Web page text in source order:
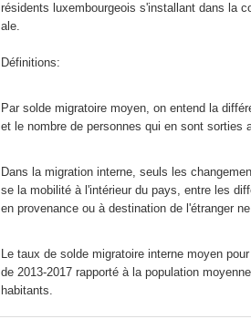
résidents luxembourgeois s'installant dans la
ale.
Définitions:
Par solde migratoire moyen, on entend la
et le nombre de personnes qui en sont sorties
Dans la migration interne, seuls les
se la mobilité à l'intérieur du pays, entre les
en provenance ou à destination de l'étranger
Le taux de solde migratoire interne moyen
de 2013-2017 rapporté à la population
habitants.